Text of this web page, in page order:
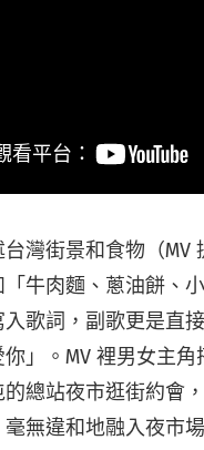
灣街景和食物（MV
牛肉麵、蔥油餅、
歌詞，副歌更是直
」。MV 裡男女主角
總站夜市逛街約會
無違和地融入夜市